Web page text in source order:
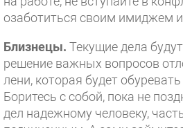
озаботиться своим имиджем
Близнецы. Текущие дела
решение важных вопросов
лени, которая будет
Боритесь с собой, пока не
дел надежному человеку,